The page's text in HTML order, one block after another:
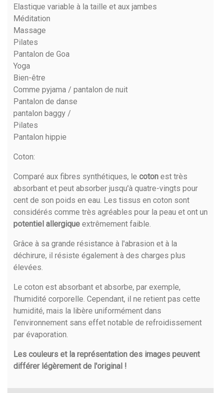
Elastique variable à la taille et aux jambes
Méditation
Massage
Pilates
Pantalon de Goa
Yoga
Bien-être
Comme pyjama / pantalon de nuit
Pantalon de danse
pantalon baggy /
Pilates
Pantalon hippie
Coton:
Comparé aux fibres synthétiques, le coton est très
absorbant et peut absorber jusqu'à quatre-vingts pour
cent de son poids en eau. Les tissus en coton sont
considérés comme très agréables pour la peau et ont un
potentiel allergique extrêmement faible.
Grâce à sa grande résistance à l'abrasion et à la
déchirure, il résiste également à des charges plus
élevées.
Le coton est absorbant et absorbe, par exemple,
l'humidité corporelle. Cependant, il ne retient pas cette
humidité, mais la libère uniformément dans
l'environnement sans effet notable de refroidissement
par évaporation.
Les couleurs et la représentation des images peuvent
différer légèrement de l'original !